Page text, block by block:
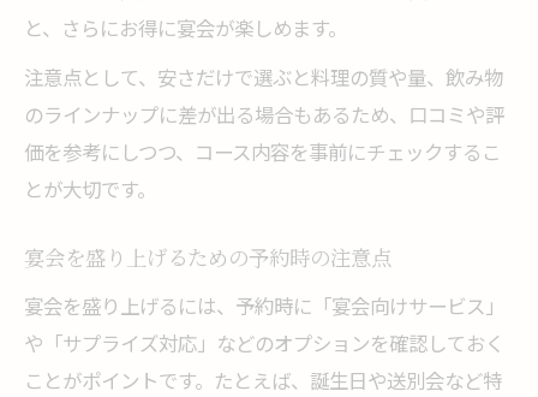
と、さらにお得に宴会が楽しめます。
注意点として、安さだけで選ぶと料理の質や量、飲み物
のラインナップに差が出る場合もあるため、口コミや評
価を参考にしつつ、コース内容を事前にチェックするこ
とが大切です。
宴会を盛り上げるための予約時の注意点
宴会を盛り上げるには、予約時に「宴会向けサービス」
や「サプライズ対応」などのオプションを確認しておく
ことがポイントです。たとえば、誕生日や送別会など特